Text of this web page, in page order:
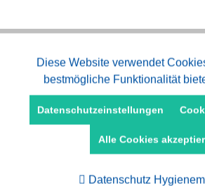
Merken
Funktionale
Marketing
Diese Website verwendet
bestmögliche Funktionalität
Datenschutzeinstellungen
Alle Cookies
Datenschutz